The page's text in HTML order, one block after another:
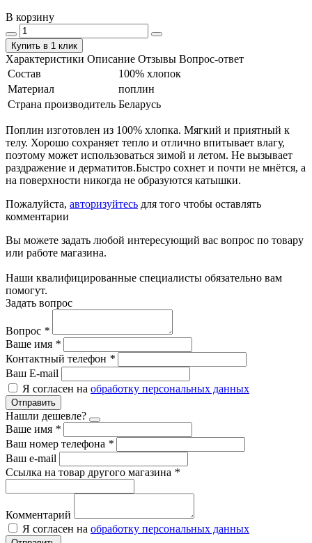
В корзину
Купить в 1 клик
Характеристики Описание Отзывы Вопрос-ответ
Состав
100% хлопок
Материал
поплин
Страна производитель Беларусь
Поплин изготовлен из 100% хлопка. Мягкий и приятный к
телу. Хорошо сохраняет тепло и отлично впитывает влагу,
поэтому может использоваться зимой и летом. Не вызывает
раздражение и дерматитов.Быстро сохнет и почти не мнётся, а
на поверхности никогда не образуются катышки.
Пожалуйста, авторизуйтесь для того чтобы оставлять
комментарии
Вы можете задать любой интересующий вас вопрос по товару
или работе магазина.
Наши квалифицированные специалисты обязательно вам
помогут.
Задать вопрос
Вопрос *
Ваше имя *
Контактный телефон *
Ваш E-mail
Я согласен на обработку персональных данных
Отправить
Нашли дешевле?
Ваше имя *
Ваш номер телефона *
Ваш e-mail
Ссылка на товар другого магазина *
Комментарий
Я согласен на обработку персональных данных